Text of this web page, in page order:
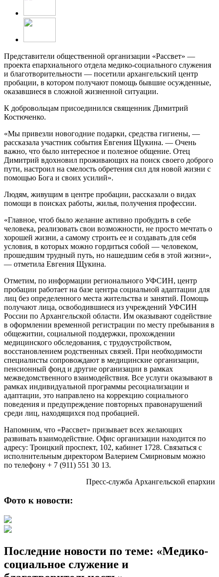
Представители общественной организации «Рассвет» —
проекта епархиального отдела медико-социального служения
и благотворительности — посетили архангельский центр
пробации, в котором получают помощь бывшие осужденные,
оказавшиеся в сложной жизненной ситуации.
К добровольцам присоединился священник Димитрий
Костюченко.
«Мы привезли новогодние подарки, средства гигиены, —
рассказала участник события Евгения Щукина. — Очень
важно, что было интересное и полезное общение. Отец
Димитрий вдохновил проживающих на поиск своего доброго
пути, настроил на смелость обретения сил для новой жизни с
помощью Бога и своих усилий».
Людям, живущим в центре пробации, рассказали о видах
помощи в поисках работы, жилья, получения профессии.
«Главное, чтоб было желание активно пробудить в себе
человека, реализовать свои возможности, не просто мечтать о
хорошей жизни, а самому строить ее и создавать для себя
условия, в которых можно гордиться собой — человеком,
прошедшим трудный путь, но нашедшим себя в этой жизни»,
— отметила Евгения Щукина.
Отметим, по информации регионального УФСИН, центр
пробации работает на базе центра социальной адаптации для
лиц без определенного места жительства и занятий. Помощь
получают лица, освободившиеся из учреждений УФСИН
России по Архангельской области. Им оказывают содействие
в оформлении временной регистрации по месту пребывания в
общежитии, социальной поддержки, прохождении
медицинского обследования, с трудоустройством,
восстановлением родственных связей. При необходимости
специалисты сопровождают в медицинские организации,
пенсионный фонд и другие организации в рамках
межведомственного взаимодействия. Все услуги оказывают в
рамках индивидуальной программы ресоциализации и
адаптации, это направлено на коррекцию социального
поведения и предупреждение повторных правонарушений
среди лиц, находящихся под пробацией.
Напомним, что «Рассвет» призывает всех желающих
развивать взаимодействие. Офис организации находится по
адресу: Троицкий проспект, 102, кабинет 1728. Связаться с
исполнительным директором Валерием Смирновым можно
по телефону + 7 (911) 551 30 13.
Пресс-служба Архангельской епархии
Фото к новости:
Последние новости по теме: «Медико-
социальное служение и